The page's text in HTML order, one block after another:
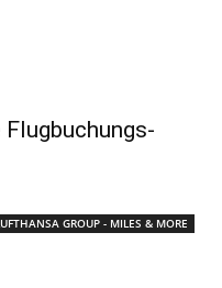
GROUP - MILES & MORE